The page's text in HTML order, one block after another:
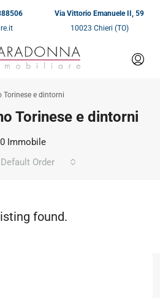
Via Vittorio Emanuele II, 59
10023 Chieri (TO)
Torinese e dintorni
Torinese e dintorni
0 Immobile
Default Order
found.